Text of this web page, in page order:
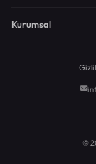
Kurumsal
©